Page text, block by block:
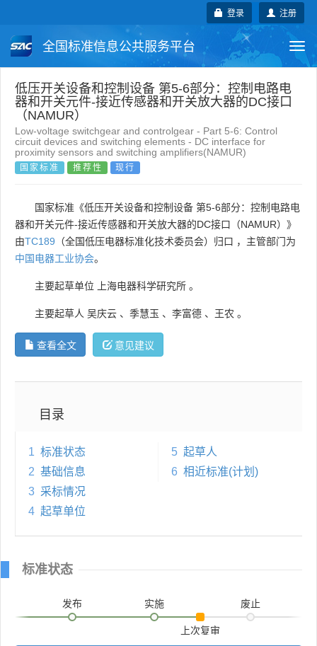
注册
登录
全国标准信息公共服务平台
国家标准 行业标准 地方标准
团体标准
国外标准 技术委员会
低压开关设备和控制设备 第5-6部分：控制电路电
器和开关元件-接近传感器和开关放大器的DC接口
（NAMUR）
Low-voltage switchgear and controlgear - Part 5-6: Control
circuit devices and switching elements - DC interface for
proximity sensors and switching amplifiers(NAMUR)
国家标准 推荐性 现行
国家标准《低压开关设备和控制设备 第5-6部分：控制电路电
器和开关元件-接近传感器和开关放大器的DC接口（NAMUR）》
由TC189 （全国低压电器标准化技术委员会）归口 ，主管部门为
中国电器工业协会。
主要起草单位 上海电器科学研究所 。
主要起草人 吴庆云 、 季慧玉 、 李富德 、 王农 。
查看全文 意见建议
目录
1 标准状态
2 基础信息
3 采标情况
4 起草单位
5 起草人
6 相近标准(计划)
标准状态
发布 实施
上次复审
废止